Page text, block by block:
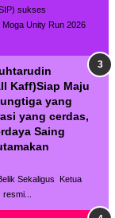
sukses
Unity Run 2026
Kaff)Siap Maju
yang
yang cerdas,
Saing
Sekaligus Ketua